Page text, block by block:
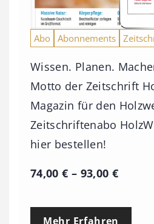
Abo Abonnements
Wissen. Planen.
Motto der Zeitschrift
Magazin für den
Zeitschriftenabo
hier bestellen!
74,00€ – 93,00 €P
e
Mehr Erfahren